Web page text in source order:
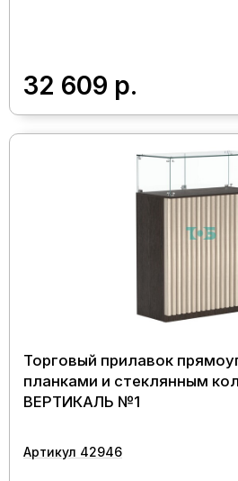
32 609 р.
Торговый прилавок
планками и стеклянным
ВЕРТИКАЛЬ №1
Артикул 42946